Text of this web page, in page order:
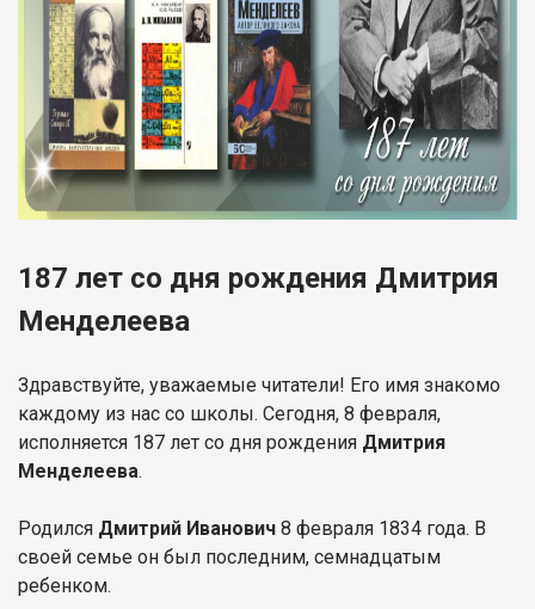
187 лет со дня рождения Дмитрия
Менделеева
Здравствуйте, уважаемые читатели! Его имя знакомо
каждому из нас со школы. Сегодня, 8 февраля,
исполняется 187 лет со дня рождения Дмитрия
Менделеева.
Родился Дмитрий Иванович 8 февраля 1834 года. В
своей семье он был последним, семнадцатым
ребенком.